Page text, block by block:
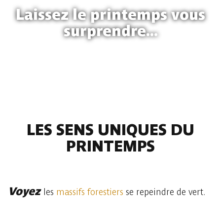
Laissez le printemps vous
surprendre...
LES SENS UNIQUES DU
PRINTEMPS
Voyez les massifs forestiers se repeindre de vert.